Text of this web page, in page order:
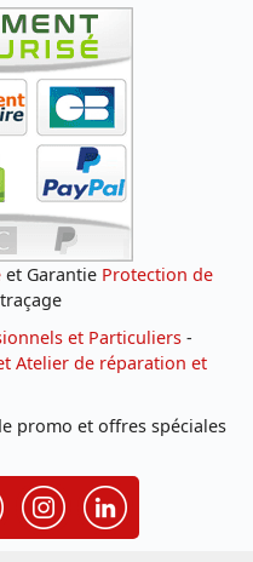
et Garantie Protection de
et Particuliers -
Atelier de réparation et
promo et offres spéciales